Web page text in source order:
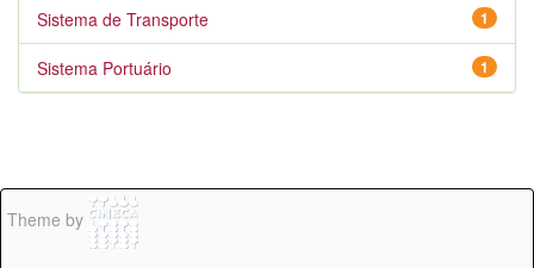
1
Sistema de Transporte
1
Sistema Portuário
Theme by